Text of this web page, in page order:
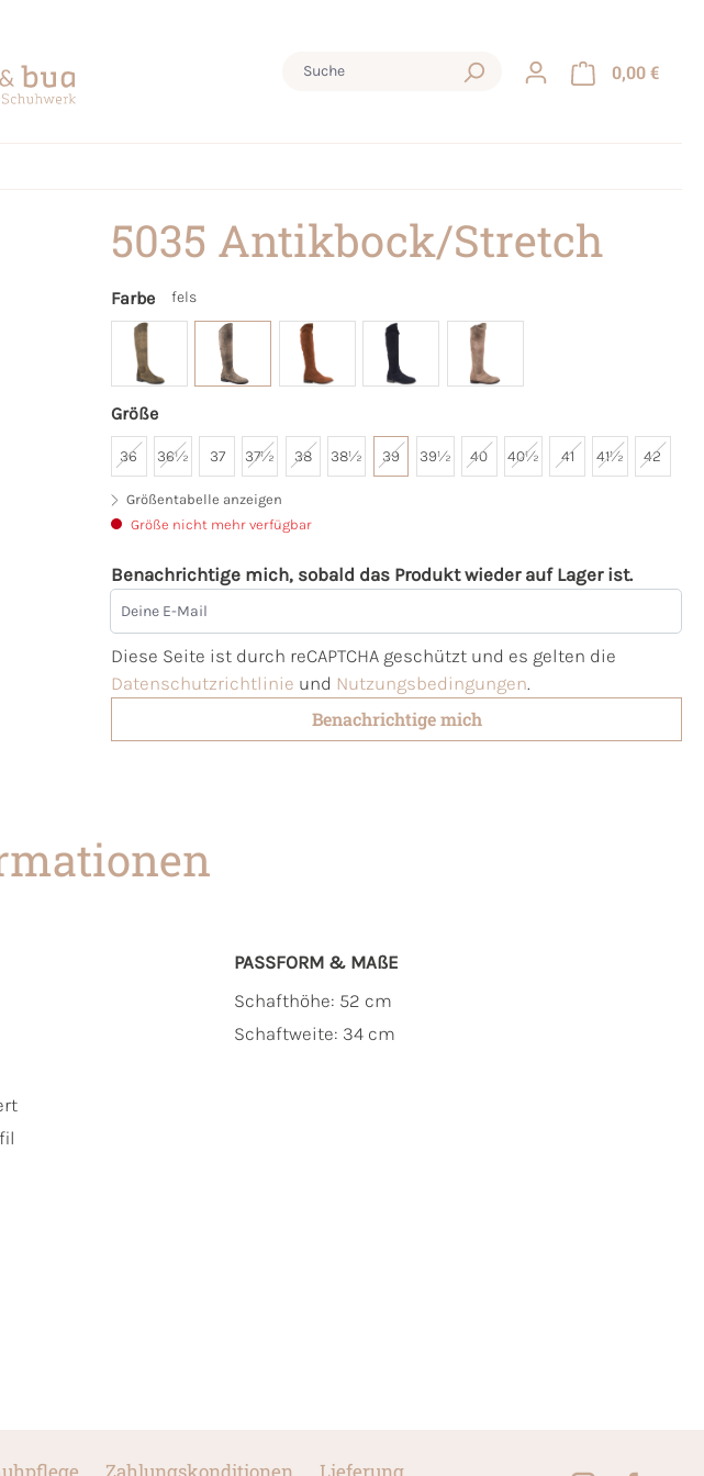
0,00 €
5035 Antikbock/Stretch
Farbe fels
Größe
36 36½ 37 37½ 38 38½ 39 39½ 40 40½ 41 41½ 42
Größentabelle anzeigen
Größe nicht mehr verfügbar
Benachrichtige mich, sobald das Produkt wieder auf Lager ist.
Deine E-Mail
Diese Seite ist durch reCAPTCHA geschützt und es gelten die
Datenschutzrichtlinie und Nutzungsbedingungen.
Benachrichtige mich
PASSFORM & MAẞE
Schafthöhe: 52 cm
Schaftweite: 34 cm